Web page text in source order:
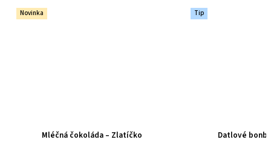
Novinka
Mléčná čokoláda – Zlatíčko
Tip
Datlové